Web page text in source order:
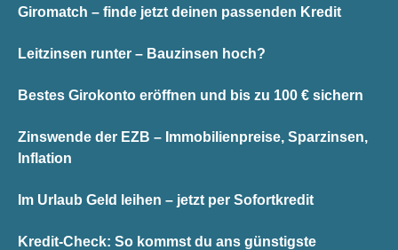
Giromatch – finde jetzt deinen passenden Kredit
Leitzinsen runter – Bauzinsen hoch?
Bestes Girokonto eröffnen und bis zu 100 € sichern
Zinswende der EZB – Immobilienpreise, Sparzinsen,
Inflation
Im Urlaub Geld leihen – jetzt per Sofortkredit
Kredit-Check: So kommst du ans günstigste